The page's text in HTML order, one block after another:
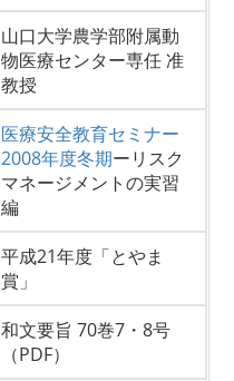
山口大学農学部附属動
物医療センター専任 准
教授
医療安全教育セミナー
2008年度冬期ーリスク
マネージメントの実習
編
平成21年度「とやま
賞」
和文要旨 70巻7・8号
（PDF）